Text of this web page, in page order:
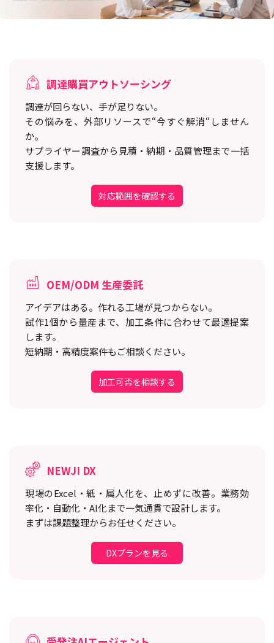
調達購買アウトソーシング
調達が回らない、手が足りない。
その悩みを、外部リソースで“今すぐ解消“しません
か。
サプライヤー調査から見積・納期・品質管理まで一括
支援します。
対応範囲を確認する
OEM/ODM 生産委託
アイデアはある。作れる工場が見つからない。
試作1個から量産まで、加工条件に合わせて最適提案
します。
短納期・高精度案件もご相談ください。
加工可否を相談する
NEWJI DX
現場のExcel・紙・属人化を、止めずに改善。 業務効
率化・自動化・AI化まで一気通貫で設計します。
まずは課題整理からお任せください。
DXプランを見る